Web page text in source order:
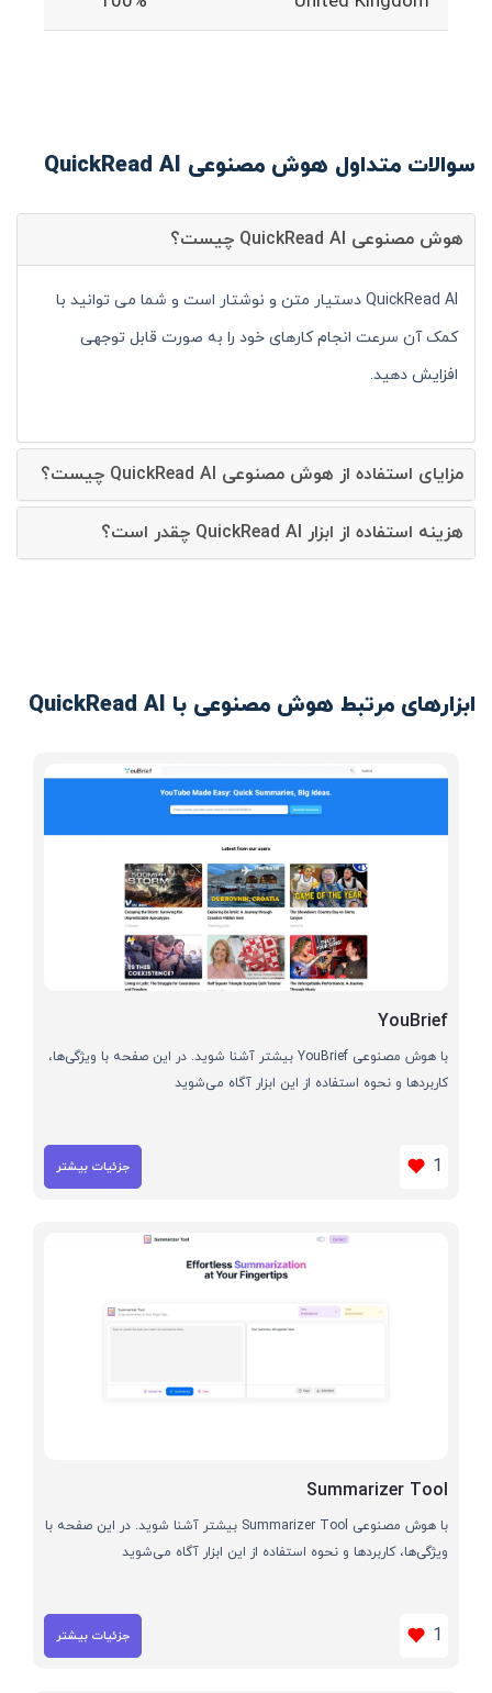
سوالات متداول هوش مصنوعی QuickRead AI
هوش مصنوعی QuickRead AI چیست؟
QuickRead AI دستیار متن و نوشتار است و شما می توانید با
کمک آن سرعت انجام کارهای خود را به صورت قابل توجهی
افزایش دهید.
مزایای استفاده از هوش مصنوعی QuickRead AI چیست؟
هزینه استفاده از ابزار QuickRead AI چقدر است؟
ابزارهای مرتبط هوش مصنوعی با QuickRead AI
YouBrief
با هوش مصنوعی YouBrief بیشتر آشنا شوید. در این صفحه با ویژگی‌ها،
کاربردها و نحوه استفاده از این ابزار آگاه می‌شوید
1 جزئیات بیشتر
Summarizer Tool
با هوش مصنوعی Summarizer Tool بیشتر آشنا شوید. در این صفحه با
ویژگی‌ها، کاربردها و نحوه استفاده از این ابزار آگاه می‌شوید
1 جزئیات بیشتر